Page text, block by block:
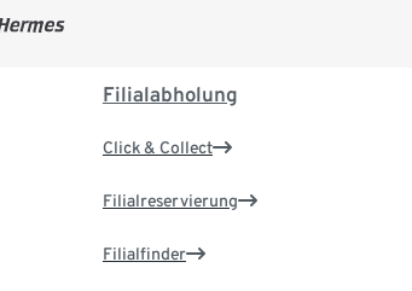
Filialabholung
Click & Collect
Filialreservierung
Filialfinder